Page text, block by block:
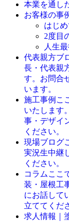
本業を通し
お客様の事
はじ
2度目
人生
代表親方ブ
長・代表親
す。お問合
います。
施工事例 こ
いたします
事・デザイ
ください。
現場ブログ
実況生中継
ください。
コラム ここ
装・屋根工
にお話して
立ててくだ
求人情報｜